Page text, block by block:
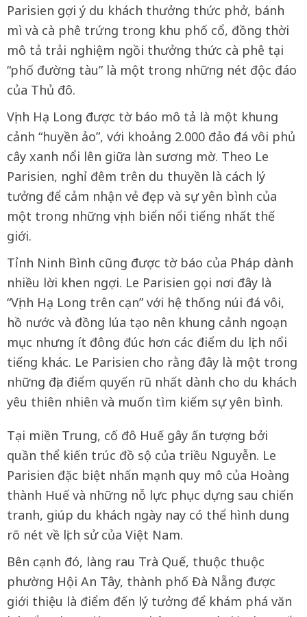
Parisien gợi ý du khách thưởng thức phở, bánh
mì và cà phê trứng trong khu phố cổ, đồng thời
mô tả trải nghiệm ngồi thưởng thức cà phê tại
“phố đường tàu” là một trong những nét độc đáo
của Thủ đô.
Vịnh Hạ Long được tờ báo mô tả là một khung
cảnh “huyền ảo”, với khoảng 2.000 đảo đá vôi phủ
cây xanh nổi lên giữa làn sương mờ. Theo Le
Parisien, nghỉ đêm trên du thuyền là cách lý
tưởng để cảm nhận vẻ đẹp và sự yên bình của
một trong những vịnh biển nổi tiếng nhất thế
giới.
Tỉnh Ninh Bình cũng được tờ báo của Pháp dành
nhiều lời khen ngợi. Le Parisien gọi nơi đây là
“Vịnh Hạ Long trên cạn” với hệ thống núi đá vôi,
hồ nước và đồng lúa tạo nên khung cảnh ngoạn
mục nhưng ít đông đúc hơn các điểm du lịch nổi
tiếng khác. Le Parisien cho rằng đây là một trong
những địa điểm quyến rũ nhất dành cho du khách
yêu thiên nhiên và muốn tìm kiếm sự yên bình.
Tại miền Trung, cố đô Huế gây ấn tượng bởi
quần thể kiến trúc đồ sộ của triều Nguyễn. Le
Parisien đặc biệt nhấn mạnh quy mô của Hoàng
thành Huế và những nỗ lực phục dựng sau chiến
tranh, giúp du khách ngày nay có thể hình dung
rõ nét về lịch sử của Việt Nam.
Bên cạnh đó, làng rau Trà Quế, thuộc thuộc
phường Hội An Tây, thành phố Đà Nẵng được
giới thiệu là điểm đến lý tưởng để khám phá văn